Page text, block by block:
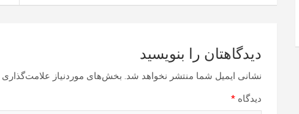
دیدگاهتان را بنویسید
نشانی ایمیل شما منتشر نخواهد شد. بخش‌های موردنیاز علامت‌گذاری
دیدگاه *